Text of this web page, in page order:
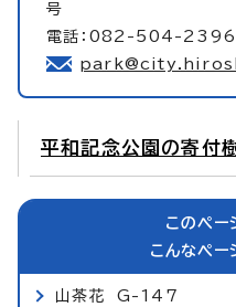
号
電話：082-504-2396（
平和記念公園の寄付
このペー
こんなペー
山茶花 G-147